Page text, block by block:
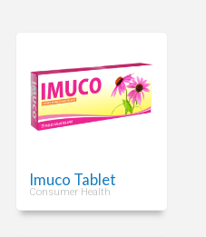
Imuco Tablet
Consumer Health